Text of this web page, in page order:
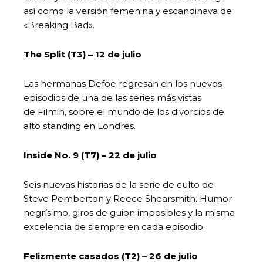
así como la versión femenina y escandinava de
«Breaking Bad».
The Split (T3) – 12 de julio
Las hermanas Defoe regresan en los nuevos
episodios de una de las series más vistas
de Filmin, sobre el mundo de los divorcios de
alto standing en Londres.
Inside No. 9 (T7) – 22 de julio
Seis nuevas historias de la serie de culto de
Steve Pemberton y Reece Shearsmith. Humor
negrísimo, giros de guion imposibles y la misma
excelencia de siempre en cada episodio.
Felizmente casados (T2) – 26 de julio